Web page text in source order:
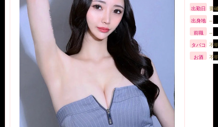
出勤日 要
出身地 --
前職 --
タバコ 不
お酒 不